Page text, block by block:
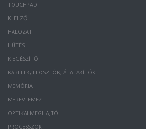
TOUCHPAD
KIJELZŐ
HÁLÓZAT
HŰTÉS
KIEGÉSZÍTŐ
KÁBELEK, ELOSZTÓK, ÁTALAKÍTÓK
MEMÓRIA
MEREVLEMEZ
OPTIKAI MEGHAJTÓ
PROCESSZOR